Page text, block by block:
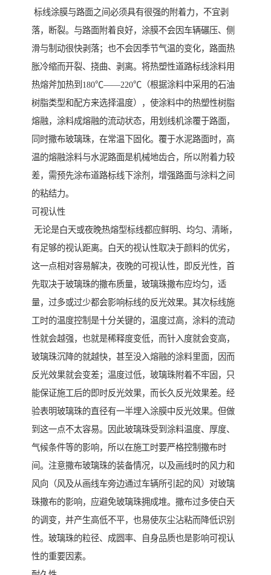
标线涂膜与路面之间必须具有很强的附着力，不宜剥
落，断裂。与路面附着良好，涂膜不会因车辆碾压、侧
滑与制动很快剥落；也不会因季节气温的变化，路面热
胀冷缩而开裂、挠曲、剥离。将热塑性道路标线涂料用
热熔斧加热到180℃——220℃（根据涂料中采用的石油
树脂类型和配方来选择温度），使涂料中的热塑性树脂
熔融，涂料成熔融的流动状态，用划线机涂覆于路面，
同时撒布玻璃珠，在常温下固化。覆于水泥路面时，高
温的熔融涂料与水泥路面是机械地齿合，所以附着力较
差，需预先涂布道路标线下涂剂，增强路面与涂料之间
的粘结力。
可视认性
无论是白天或夜晚热熔型标线都应鲜明、均匀、清晰，
有足够的视认距离。白天的视认性取决于颜料的优劣，
这一点相对容易解决，夜晚的可视认性，即反光性，首
先取决于玻璃珠的撒布质量，玻璃珠撒布应均匀，适
量，过多或过少都会影响标线的反光效果。其次标线施
工时的温度控制是十分关键的，温度过高，涂料的流动
性就会越强，也就是稀释度变低，而针入度就会变高，
玻璃珠沉降的就越快，甚至没入熔融的涂料里面，因而
反光效果就会变差；温度过低，玻璃珠附着不牢固，只
能保证施工后的即时反光效果，而长久反光效果差。经
验表明玻璃珠的直径有一半埋入涂膜中反光效果。但做
到这一点不太容易。因此玻璃珠受到涂料温度、厚度、
气候条件等的影响，所以在施工时要严格控制撒布时
间。注意撒布玻璃珠的装备情况，以及画线时的风力和
风向（风及从画线车旁边通过车辆所引起的风）对玻璃
珠撒布的影响，应避免玻璃珠拥成堆。撒布过多使白天
的调变，并产生高低不平，也易使灰尘沾粘而降低识别
性。玻璃珠的粒径、成圆率、自身品质也是影响可视认
性的重要因素。